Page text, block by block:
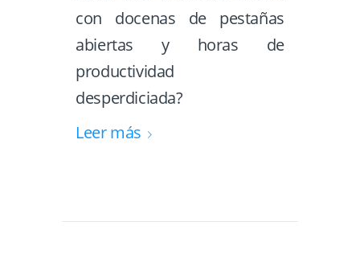
con docenas de pestañas
abiertas y horas de
productividad
desperdiciada?
Leer más